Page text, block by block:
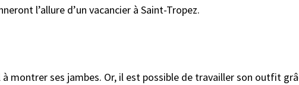
l’allure d’un vacancier à Saint-Tropez.
à montrer ses jambes. Or, il est possible de travailler son outfit